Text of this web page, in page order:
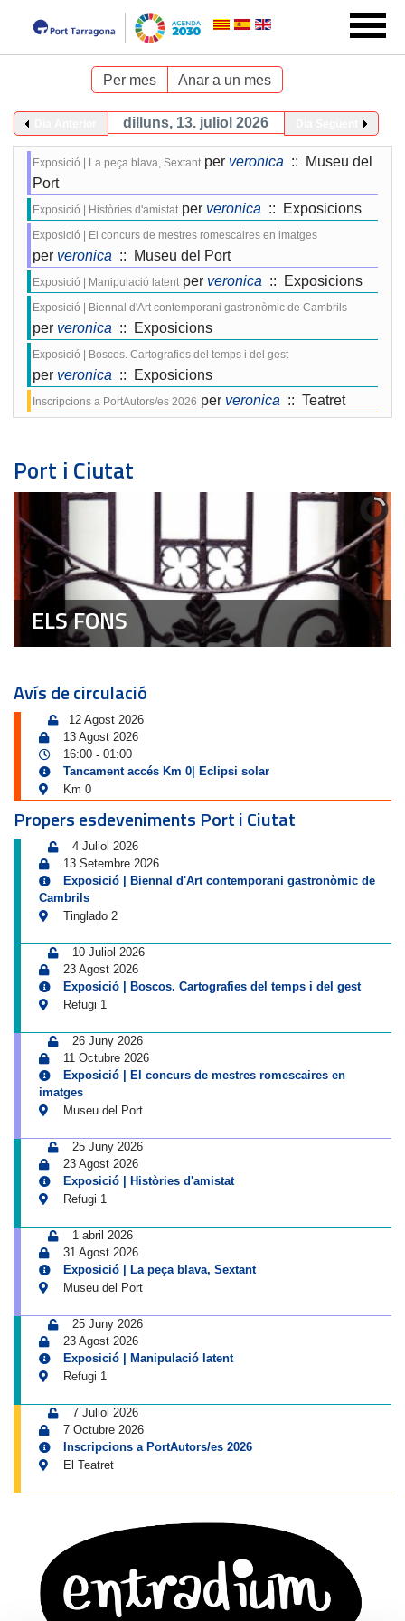
Per mes Anar a un mes
dilluns, 13. juliol 2026
Exposició | La peça blava, Sextant per veronica :: Museu del
Port
Exposició | Històries d'amistat per veronica :: Exposicions
Exposició | El concurs de mestres romescaires en imatges
per veronica :: Museu del Port
Exposició | Manipulació latent per veronica :: Exposicions
Exposició | Biennal d'Art contemporani gastronòmic de Cambrils
per veronica :: Exposicions
Exposició | Boscos. Cartografies del temps i del gest
per veronica :: Exposicions
Inscripcions a PortAutors/es 2026 per veronica :: Teatret
Port i Ciutat
ELS FONS
Avís de circulació
12 Agost 2026
13 Agost 2026
16:00 - 01:00
Tancament accés Km 0| Eclipsi solar
Km 0
Propers esdeveniments Port i Ciutat
4 Juliol 2026
13 Setembre 2026
Exposició | Biennal d'Art contemporani gastronòmic de
Cambrils
Tinglado 2
10 Juliol 2026
23 Agost 2026
Exposició | Boscos. Cartografies del temps i del gest
Refugi 1
26 Juny 2026
11 Octubre 2026
Exposició | El concurs de mestres romescaires en
imatges
Museu del Port
25 Juny 2026
23 Agost 2026
Exposició | Històries d'amistat
Refugi 1
1 abril 2026
31 Agost 2026
Exposició | La peça blava, Sextant
Museu del Port
25 Juny 2026
23 Agost 2026
Exposició | Manipulació latent
Refugi 1
7 Juliol 2026
7 Octubre 2026
Inscripcions a PortAutors/es 2026
El Teatret